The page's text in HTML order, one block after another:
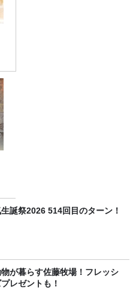
誕祭2026 514回目のターン！
が暮らす佐藤牧場！フレッシ
レゼントも！